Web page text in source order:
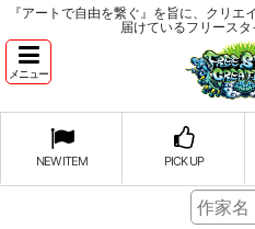
『アートで自由を繋ぐ』を旨に、クリ
届けているフリース
メニュー
NEW ITEM PICK UP